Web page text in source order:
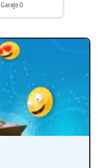
Garaje 0